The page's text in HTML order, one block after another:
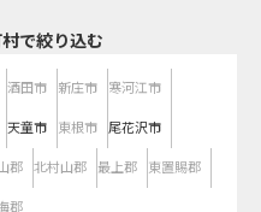
で絞り込む
酒田市 新庄市 寒河江市
天童市 東根市 尾花沢市
郡 北村山郡 最上郡 東置賜郡
郡